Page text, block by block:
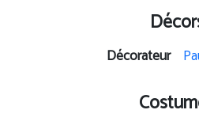
Décorateur